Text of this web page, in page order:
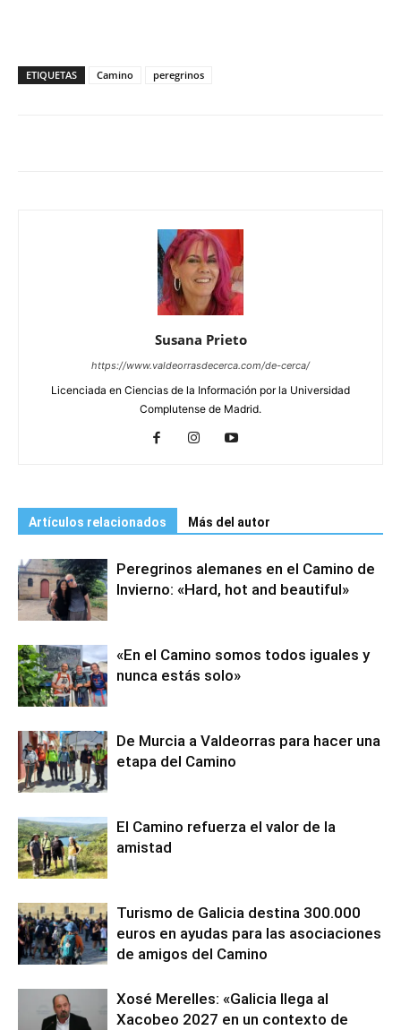
ETIQUETAS Camino peregrinos
Susana Prieto
https://www.valdeorrasdecerca.com/de-cerca/
Licenciada en Ciencias de la Información por la Universidad
Complutense de Madrid.
Artículos relacionados Más del autor
Peregrinos alemanes en el Camino de
Invierno: «Hard, hot and beautiful»
«En el Camino somos todos iguales y
nunca estás solo»
De Murcia a Valdeorras para hacer una
etapa del Camino
El Camino refuerza el valor de la
amistad
Turismo de Galicia destina 300.000
euros en ayudas para las asociaciones
de amigos del Camino
Xosé Merelles: «Galicia llega al
Xacobeo 2027 en un contexto de